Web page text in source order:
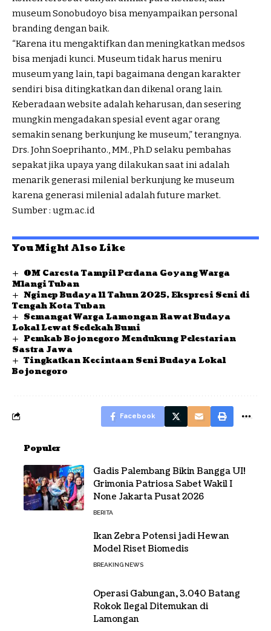
museum Sonobudoyo bisa menyampaikan personal
branding dengan baik.
“Karena itu mengaktifkan dan meningkatkan medsos
bisa menjadi kunci. Museum tidak harus meniru
museum yang lain, tapi bagaimana dengan karakter
sendiri bisa ditingkatkan dan dikenal orang lain.
Keberadaan website adalah keharusan, dan sesering
mungkin mengadakan spesial event agar orang
semakin senang berkunjung ke museum,” terangnya.
Drs. John Soeprihanto., MM., Ph.D selaku pembahas
sepakat jika upaya yang dilakukan saat ini adalah
menarik generasi milenial berkunjung ke museum
karena generasi milenial adalah future market.
Sumber : ugm.ac.id
You Might Also Like
OM Caresta Tampil Perdana Goyang Warga
Mlangi Tuban
Nginep Budaya 11 Tahun 2025, Ekspresi Seni di
Tengah Kota Tuban
Semangat Warga Lamongan Rawat Budaya
Lokal Lewat Sedekah Bumi
Pemkab Bojonegoro Mendukung Pelestarian
Sastra Jawa
Tingkatkan Kecintaan Seni Budaya Lokal
Bojonegoro
Facebook
Populer
Gadis Palembang Bikin Bangga UI!
Grimonia Patriosa Sabet Wakil I
None Jakarta Pusat 2026
BERITA
Ikan Zebra Potensi jadi Hewan
Model Riset Biomedis
BREAKING NEWS
Operasi Gabungan, 3.040 Batang
Rokok Ilegal Ditemukan di
Lamongan